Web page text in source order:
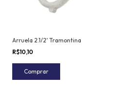
Arruela 2.1/2' Tramontina
R$10,10
Comprar